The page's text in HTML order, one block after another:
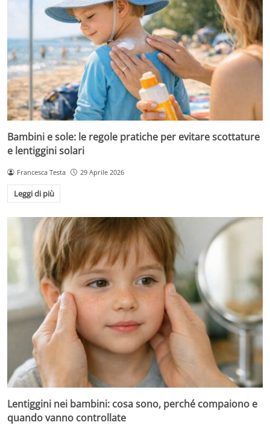
Bambini e sole: le regole pratiche per evitare scottature
e lentiggini solari
Francesca Testa 29 Aprile 2026
Leggi di più
Lentiggini nei bambini: cosa sono, perché compaiono e
quando vanno controllate